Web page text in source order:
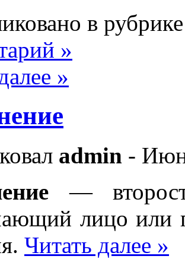
в
»
»
admin -
—
лицо или
Читать далее »